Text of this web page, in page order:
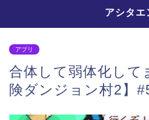
アシタエ
アプリ
合体して弱体化して
険ダンジョン村2】